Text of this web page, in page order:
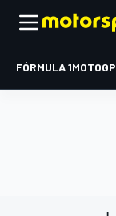
FÓRMULA 1MOTOGP